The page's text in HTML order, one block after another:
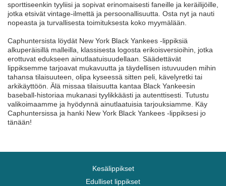
sporttiseenkin tyyliisi ja sopivat erinomaisesti faneille ja keräilijöille,
jotka etsivät vintage-ilmettä ja persoonallisuutta. Osta nyt ja nauti
nopeasta ja turvallisesta toimituksesta koko myymälään.
Caphuntersista löydät New York Black Yankees -lippiksiä
alkuperäisillä malleilla, klassisesta logosta erikoisversioihin, jotka
erottuvat edukseen ainutlaatuisuudellaan. Säädettävät
lippiksemme tarjoavat mukavuutta ja täydellisen istuvuuden mihin
tahansa tilaisuuteen, olipa kyseessä sitten peli, kävelyretki tai
arkikäyttöön. Älä missaa tilaisuutta kantaa Black Yankeesin
baseball-historiaa mukanasi tyylikkäästi ja autenttisesti. Tutustu
valikoimaamme ja hyödynnä ainutlaatuisia tarjouksiamme. Käy
Caphuntersissa ja hanki New York Black Yankees -lippiksesi jo
tänään!
Kesälippikset
Edulliset lippikset